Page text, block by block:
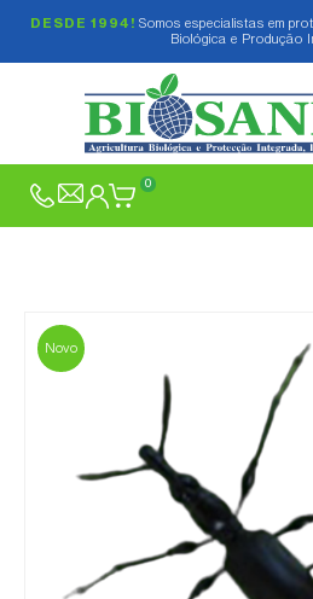
DESDE 1994! Somos especialistas em
Biológica e Produção
0
Novo